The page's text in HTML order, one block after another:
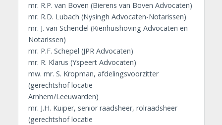
mr. R.P. van Boven (Bierens van Boven Advocaten)
mr. R.D. Lubach (Nysingh Advocaten-Notarissen)
mr. J. van Schendel (Kienhuishoving Advocaten en
Notarissen)
mr. P.F. Schepel (JPR Advocaten)
mr. R. Klarus (Yspeert Advocaten)
mw. mr. S. Kropman, afdelingsvoorzitter
(gerechtshof locatie
Arnhem/Leeuwarden)
mr. J.H. Kuiper, senior raadsheer, rolraadsheer
(gerechtshof locatie